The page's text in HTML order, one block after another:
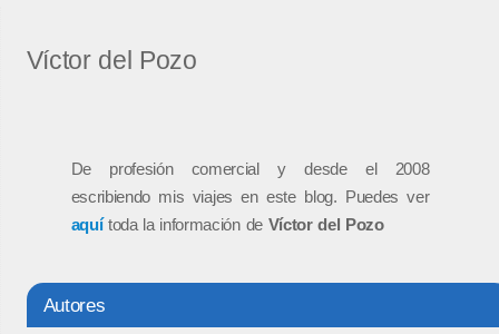
Víctor del Pozo
De profesión comercial y desde el 2008
escribiendo mis viajes en este blog. Puedes ver
aquítoda la información de Víctor del Pozo
Autores